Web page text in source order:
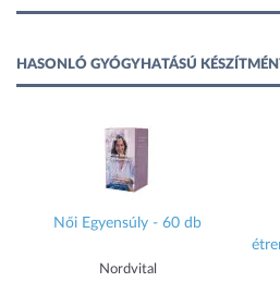
HASONLÓ GYÓGYHATÁSÚ
Női Egyensúly - 60 db
Nordvital